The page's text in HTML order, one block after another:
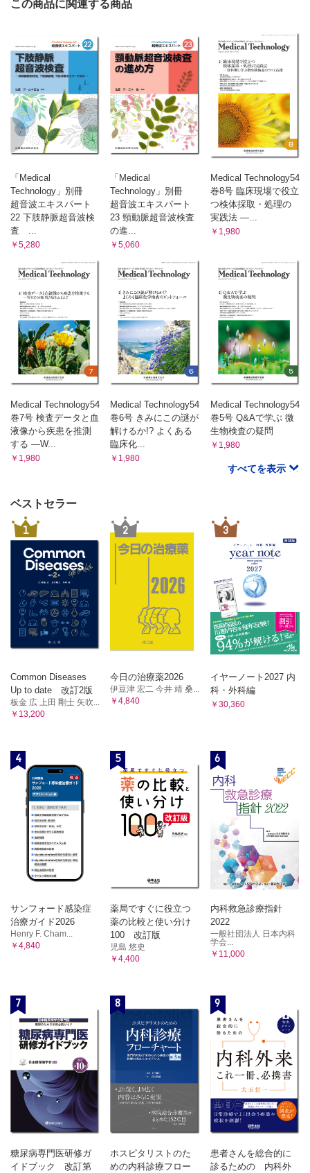
（安藤尚克）
動画を利用した輸血療法の患者説明―患者参加型医療を目指し
て
（吉田 斉・面川 進）
臨床検査Q&A
改良BCP法とBCG法について教えて下さい．
（中島一樹）
メディカルスタッフ職業図鑑
（三島裕子）
学会レビュー
令和4年度日臨技近畿支部医学検査学会（第61回）
（鬼岡 萌）
Information
第2回認定穿刺液細胞検査技師指定講習会
第2回認定寄生虫検査技師指定講習会
VOICE読者のページ
L・Lの日常（周玲蓮）
MTパズル
編集後記・次号予告
この商品に関連する商品
「Medical
Technology」別冊
超音波エキスパート
22 下肢静脈超音波検
査 ...
￥5,280
「Medical
Technology」別冊
超音波エキスパート
23 頸動脈超音波検査
の進...
￥5,060
Medical Technology54
巻8号 臨床現場で役立
つ検体採取・処理の
実践法 ―...
￥1,980
Medical Technology54
巻7号 検査データと血
液像から疾患を推測
する ―W...
￥1,980
Medical Technology54
巻6号 きみにこの謎が
解けるか!? よくある
臨床化...
￥1,980
Medical Technology54
巻5号 Q&Aで学ぶ 微
生物検査の疑問
￥1,980
すべてを表示
ベストセラー
1
Common Diseases
Up to date 改訂2版
板金 広 上田 剛士 矢吹...
￥13,200
2
今日の治療薬2026
伊豆津 宏二 今井 靖 桑...
￥4,840
3
イヤーノート2027 内
科・外科編
￥30,360
4
サンフォード感染症
治療ガイド2026
Henry F. Cham...
￥4,840
5
薬局ですぐに役立つ
薬の比較と使い分け
100 改訂版
児島 悠史
￥4,400
6
内科救急診療指針
2022
一般社団法人 日本内科
学会...
￥11,000
7
糖尿病専門医研修ガ
イドブック 改訂第
8
ホスピタリストのた
めの内科診療フロー
9
患者さんを総合的に
診るための 内科外